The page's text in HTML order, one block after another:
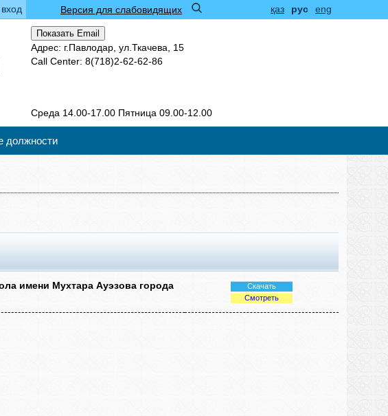
қаз рус eng
Версия для слабовидящих
вход
Показать Email
Адрес: г.Павлодар, ул.Ткачева, 15
Call Center: 8(718)2-62-62-86
Среда 14.00-17.00 Пятница 09.00-12.00
должности
имени Мухтара Ауэзова города
Скачать
Смотреть